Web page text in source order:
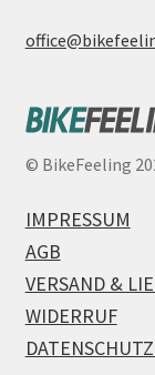
© BikeFeeling
IMPRESSUM
AGB
VERSAND &
WIDERRUF